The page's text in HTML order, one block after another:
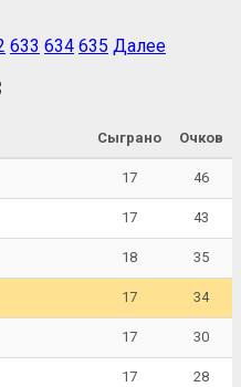
633 634 635 Далее
Сыграно Очков
17 46
17 43
18 35
17 34
17 30
17 28